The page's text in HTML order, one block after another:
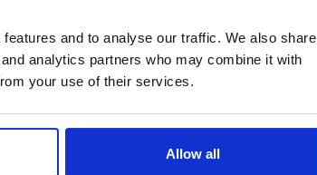
and to analyse our traffic. We also share
analytics partners who may combine it with
your use of their services.
Allow all